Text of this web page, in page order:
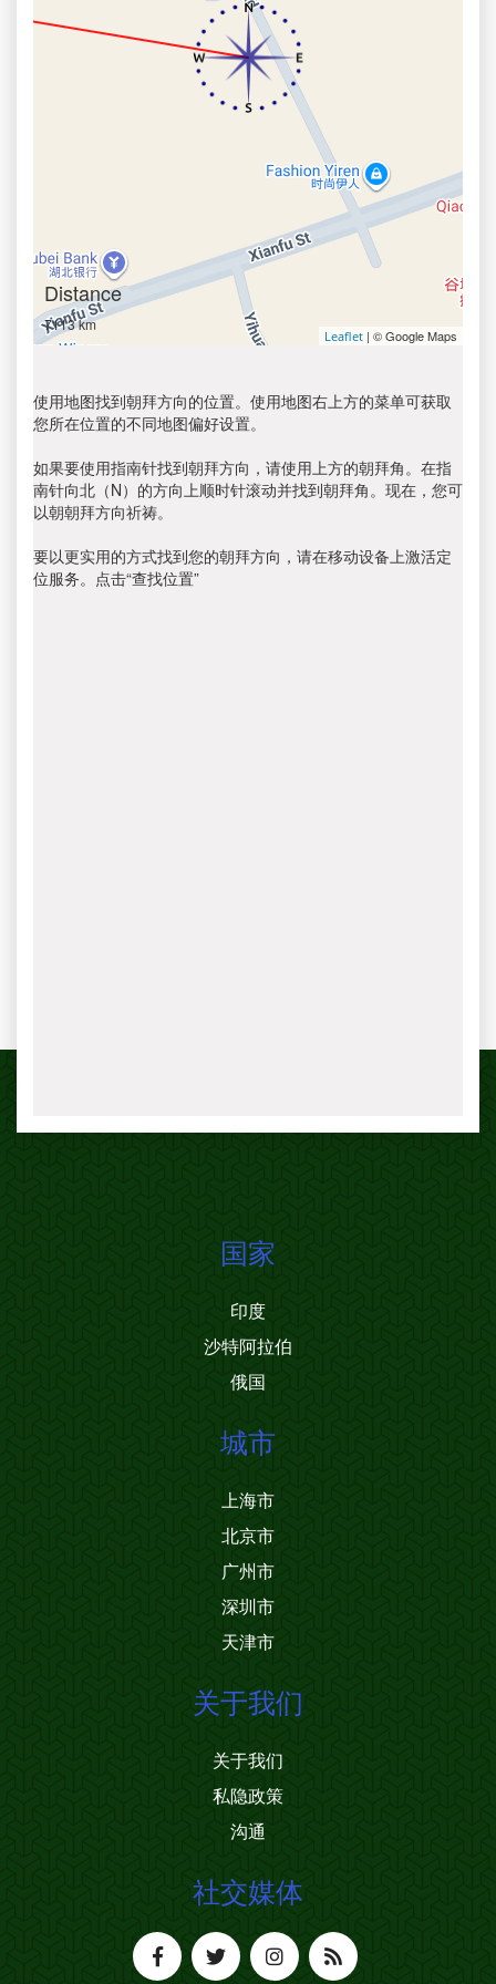
Distance
7113 km
Leaflet | © Google Maps
使用地图找到朝拜方向的位置。使用地图右上方的菜单可获取
您所在位置的不同地图偏好设置。
如果要使用指南针找到朝拜方向，请使用上方的朝拜角。在指
南针向北（N）的方向上顺时针滚动并找到朝拜角。现在，您可
以朝朝拜方向祈祷。
要以更实用的方式找到您的朝拜方向，请在移动设备上激活定
位服务。点击“查找位置”
国家
印度
沙特阿拉伯
俄国
城市
上海市
北京市
广州市
深圳市
天津市
关于我们
关于我们
私隐政策
沟通
社交媒体